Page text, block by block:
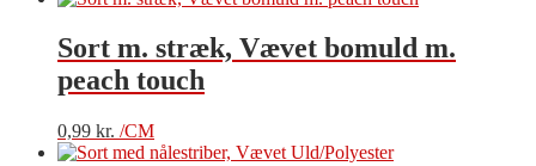
Sort m. stræk, Vævet bomuld m.
peach touch
0,99 kr. /CM